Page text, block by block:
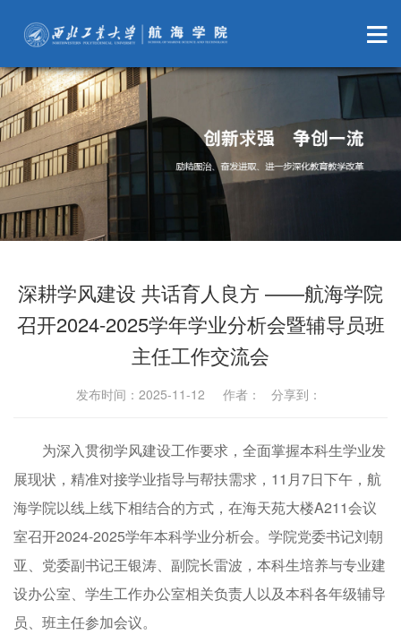
深耕学风建设 共话育人良方 ——航海学院
召开2024-2025学年学业分析会暨辅导员班
主任工作交流会
发布时间：2025-11-12 作者： 分享到：
为深入贯彻学风建设工作要求，全面掌握本科生学业发
展现状，精准对接学业指导与帮扶需求，11月7日下午，航
海学院以线上线下相结合的方式，在海天苑大楼A211会议
室召开2024-2025学年本科学业分析会。学院党委书记刘朝
亚、党委副书记王银涛、副院长雷波，本科生培养与专业建
设办公室、学生工作办公室相关负责人以及本科各年级辅导
员、班主任参加会议。